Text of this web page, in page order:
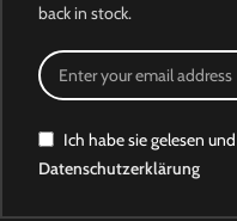
back in stock.
Ich habe sie gelesen
Datenschutzerklärung